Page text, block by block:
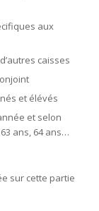
aux
caisses
et élévés
et selon
ans, 64 ans…
sur cette partie